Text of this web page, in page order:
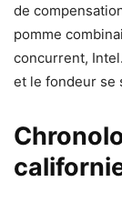
de
pomme
concurrent,
et le fondeur se